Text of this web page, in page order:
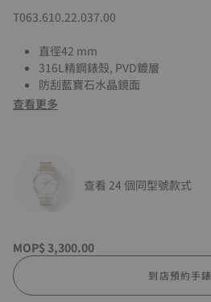
T063.610.22.037.00
直徑42 mm
316L精鋼錶殼, PVD鍍層
防刮藍寶石水晶鏡面
查看更多
查看 24 個同型號款式
MOP$ 3,300.00
到店預約手錶